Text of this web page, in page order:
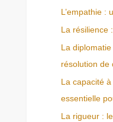
L’empathie :
La résilience
La
résolution de
La capacité
essentielle
La rigueur :